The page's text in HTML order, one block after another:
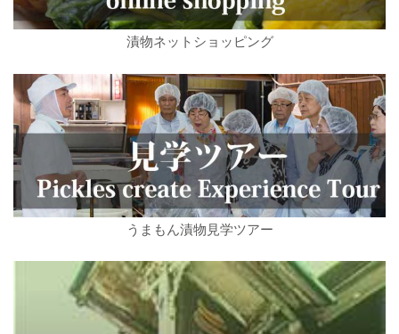
漬物ネットショッピング
うまもん漬物見学ツアー